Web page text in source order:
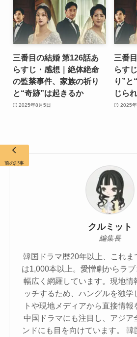
三番目の結婚 第126話あ
らすじ・感想｜絶体絶命
の監禁事件、家族の祈り
と“奇跡”は起きるか
2025年8月5日
三番
らす
り”
じら
2025
クルミット
編集長
韓国ドラマ歴20年以上、これま
は1,000本以上。愛憎劇からラ
幅広く網羅しています。現地情
ッチするため、ハングルを独学
トや現地メディアから直接情
中国ドラマにも注目し、アジア
ンドにも目を向けています。 韓
前の記事